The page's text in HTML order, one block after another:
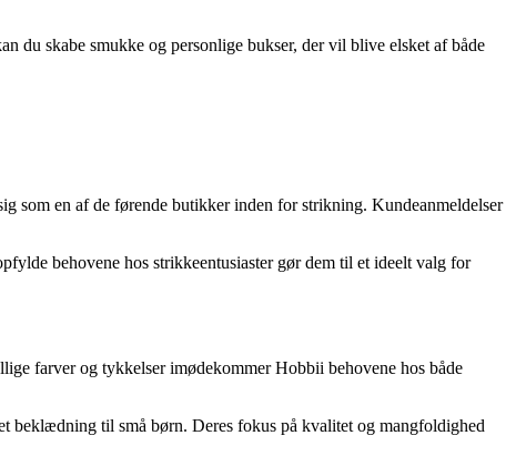
du skabe smukke og personlige bukser, der vil blive elsket af både
som en af de førende butikker inden for strikning. Kundeanmeldelser
behovene hos strikkeentusiaster gør dem til et ideelt valg for
farver og tykkelser imødekommer Hobbii behovene hos både
beklædning til små børn. Deres fokus på kvalitet og mangfoldighed